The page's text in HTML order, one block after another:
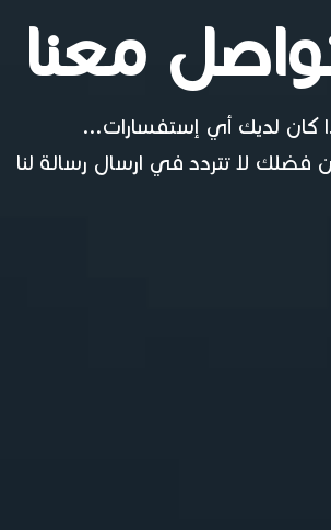
معنا
كان لديك أي إستفسارات...
فضلك لا تتردد في ارسال رسالة لنا